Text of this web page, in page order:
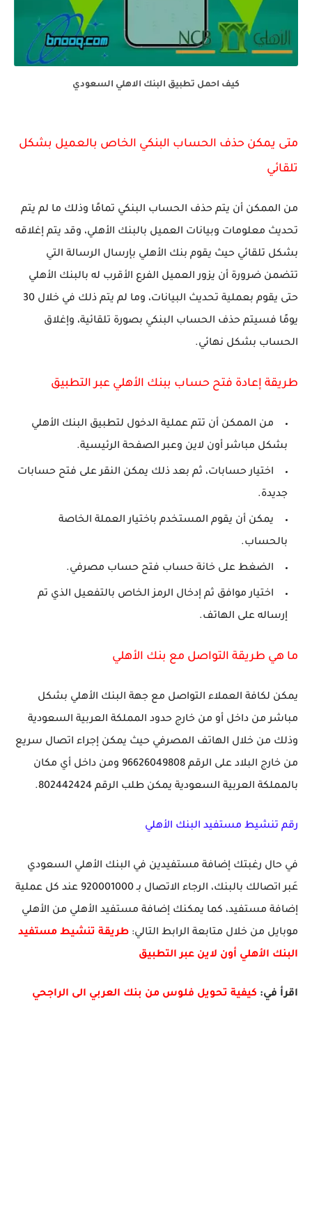
كيف احمل تطبيق البنك الاهلي السعودي
متى يمكن حذف الحساب البنكي الخاص بالعميل بشكل
تلقائي
من الممكن أن يتم حذف الحساب البنكي تمامًا وذلك ما لم يتم
تحديث معلومات وبيانات العميل بالبنك الأهلي، وقد يتم إغلاقه
بشكل تلقائي حيث يقوم بنك الأهلي بإرسال الرسالة التي
تتضمن ضرورة أن يزور العميل الفرع الأقرب له بالبنك الأهلي
حتى يقوم بعملية تحديث البيانات، وما لم يتم ذلك في خلال 30
يومًا فسيتم حذف الحساب البنكي بصورة تلقائية، وإغلاق
الحساب بشكل نهائي.
طريقة إعادة فتح حساب ببنك الأهلي عبر التطبيق
من الممكن أن تتم عملية الدخول لتطبيق البنك الأهلي
بشكل مباشر أون لاين وعبر الصفحة الرئيسية.
اختيار حسابات، ثم بعد ذلك يمكن النقر على فتح حسابات
جديدة.
يمكن أن يقوم المستخدم باختيار العملة الخاصة
بالحساب.
الضغط على خانة حساب فتح حساب مصرفي.
اختيار موافق ثم إدخال الرمز الخاص بالتفعيل الذي تم
إرساله على الهاتف.
ما هي طريقة التواصل مع بنك الأهلي
يمكن لكافة العملاء التواصل مع جهة البنك الأهلي بشكل
مباشر من داخل أو من خارج حدود المملكة العربية السعودية
وذلك من خلال الهاتف المصرفي حيث يمكن إجراء اتصال سريع
من خارج البلاد على الرقم 96626049808 ومن داخل أي مكان
بالمملكة العربية السعودية يمكن طلب الرقم 802442424.
رقم تنشيط مستفيد البنك الأهلي
في حال رغبتك إضافة مستفيدين في البنك الأهلي السعودي
عَبر اتصالك بالبنك، الرجاء الاتصال بـ 920001000 عند كل عملية
إضافة مستفيد، كما يمكنك إضافة مستفيد الأهلي من الأهلي
موبايل من خلال متابعة الرابط التالي: طريقة تنشيط مستفيد
البنك الأهلي أون لاين عبر التطبيق
اقرأ في: كيفية تحويل فلوس من بنك العربي الى الراجحي